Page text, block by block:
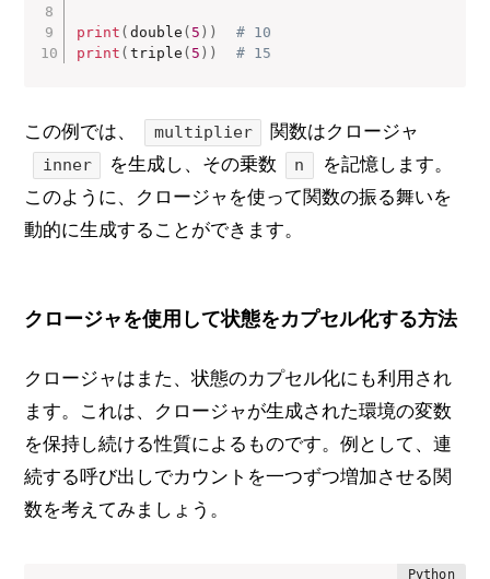
print ( double ( 5 ) )
# 10
print ( triple ( 5 ) ) # 15
この例では、 multiplier 関数はクロージャ
inner を生成し、その乗数 n
を記憶します。
このように、クロージャを使って関数の振る舞いを
動的に生成することができます。
クロージャを使用して状態をカプセル化する方法
クロージャはまた、状態のカプセル化にも利用され
ます。これは、クロージャが生成された環境の変数
を保持し続ける性質によるものです。例として、連
続する呼び出しでカウントを一つずつ増加させる関
数を考えてみましょう。